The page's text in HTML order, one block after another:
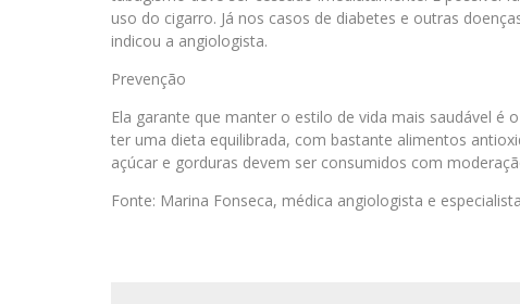
uso do cigarro. Já nos casos de diabetes e outras
indicou a angiologista.
Prevenção
Ela garante que manter o estilo de vida mais saudável é
ter uma dieta equilibrada, com bastante alimentos
açúcar e gorduras devem ser consumidos com
Fonte: Marina Fonseca, médica angiologista e